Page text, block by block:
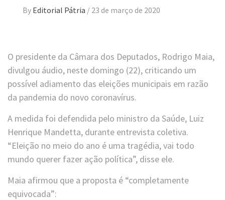
By Editorial Pátria / 23 de março de 2020
O presidente da Câmara dos Deputados, Rodrigo Maia,
divulgou áudio, neste domingo (22), criticando um
possível adiamento das eleições municipais em razão
da pandemia do novo coronavírus.
A medida foi defendida pelo ministro da Saúde, Luiz
Henrique Mandetta, durante entrevista coletiva.
“Eleição no meio do ano é uma tragédia, vai todo
mundo querer fazer ação política”, disse ele.
Maia afirmou que a proposta é “completamente
equivocada”: